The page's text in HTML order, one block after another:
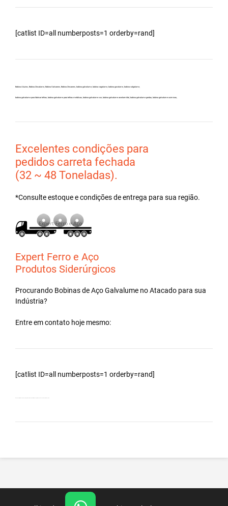
[catlist ID=all numberposts=1 orderby=rand]
Bobina Aluzinc, Bobina Zincalume, Bobina Galvanew, Bobina Zincanew, bobina galvolume, bobina vagalume, bobina gavolume, bobina valgalume,
bobina galvalume para fabricar telhas, bobina galvalume para telhas metálicas, bobina galvalume csn, bobina galvalume arcelormittal, bobina galvalume gerdau, bobina galvalume usiminas,
Excelentes condições para
pedidos carreta fechada
(32 ~ 48 Toneladas).
*Consulte estoque e condições de entrega para sua região.
Expert Ferro e Aço
Produtos Siderúrgicos
Procurando Bobinas deAço Galvalume noAtacado para sua
Indústria?
Entre em contato hoje mesmo:
[catlist ID=all numberposts=1 orderby=rand]